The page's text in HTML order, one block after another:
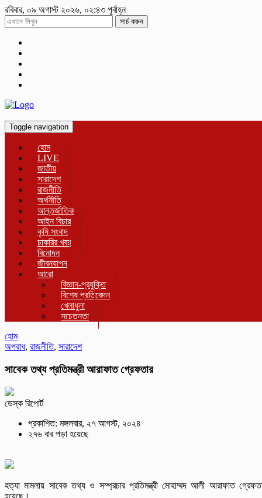
রবিবার, ০৯ অগাস্ট ২০২৬, ০২:৪৩ পূর্বাহ্ন
সার্চ করুন
Toggle navigation
হোম
LIVE
জাতীয়
সারাদেশ
রাজনীতি
অর্থনীতি
আন্তর্জাতিক
আইন বিচার
কৃষি সংবাদ
চাকরির খবর
বিনোদন
জীবনযাপন
আরো
বিজ্ঞান-প্রযুক্তি
বিশেষ প্রতিবেদন
খেলাধুলা
সচেতনতা
হোম
অপরাধ, রাজনীতি, সারাদেশ
সাবেক তথ্য প্রতিমন্ত্রী আরাফাত গ্রেফতার
ডেস্ক রিপোর্ট
প্রকাশিত: মঙ্গলবার, ২৭ আগস্ট, ২০২৪
২৭৬ বার পড়া হয়েছে
হত্যা মামলায় সাবেক তথ্য ও সম্প্রচার প্রতিমন্ত্রী মোহাম্মদ আলী আরাফাত